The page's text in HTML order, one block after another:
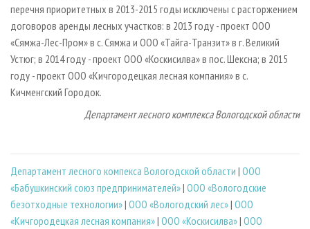
перечня приоритетных в 2013-2015 годы исключены с расторжением
договоров аренды лесных участков: в 2013 году - проект ООО
«Сямжа-Лес-Пром» в с. Сямжа и ООО «Тайга-Транзит» в г. Великий
Устюг; в 2014 году - проект ООО «Коскисилва» в пос. Шексна; в 2015
году - проект ООО «Кичгородецкая лесная компания» в с.
Кичменгский Городок.
Департамент лесного комплекса Вологодской области
Департамент лесного компекса Вологодской области | ООО
«Бабушкинский союз предпринимателей»| ООО «Вологодские
безотходные технологии»| ООО «Вологодский лес»| ООО
«Кичгородецкая лесная компания»| ООО «Коскисилва»| ООО